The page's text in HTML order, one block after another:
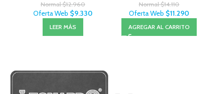
Normal$12.960
Oferta Web $9.330
LEER MÁS
Normal$14.110
Oferta Web $11.290
AGREGAR AL CARRITO